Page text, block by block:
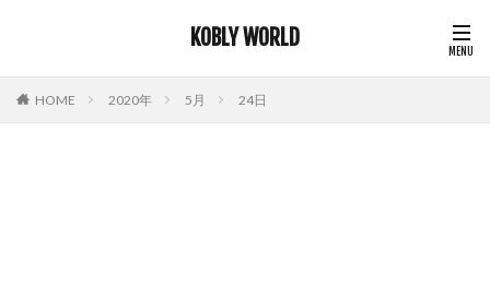
KOBLY WORLD
HOME 2020年 5月 24日